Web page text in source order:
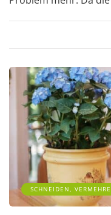
SCHNEIDEN,